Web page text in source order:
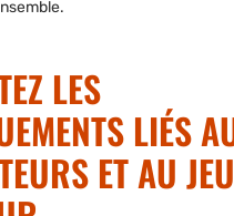
LES
LIÉS
ET AU JEU